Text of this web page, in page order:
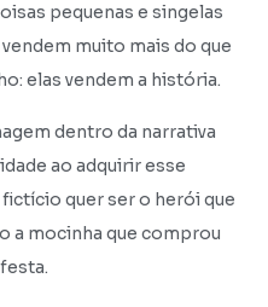
pequenas e singelas
muito mais do que
elas vendem a história.
dentro da narrativa
ao adquirir esse
quer ser o herói que
a mocinha que comprou